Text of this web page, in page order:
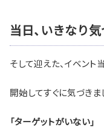
当日、いきなり気
そして迎えた、イベント
開始してすぐに気づきま
「ターゲットがいない」